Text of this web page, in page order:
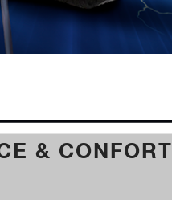
& CONFORT